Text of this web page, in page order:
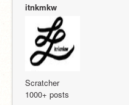
itnkmkw
Scratcher
1000+ posts